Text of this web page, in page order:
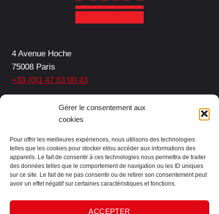
Gérer le consentement aux
cookies
Pour offrir les meilleures expériences, nous utilisons des technologies
telles que les cookies pour stocker et/ou accéder aux informations des
appareils. Le fait de consentir à ces technologies nous permettra de traiter
des données telles que le comportement de navigation ou les ID uniques
sur ce site. Le fait de ne pas consentir ou de retirer son consentement peut
avoir un effet négatif sur certaines caractéristiques et fonctions.
ACCEPTER
4 Avenue Hoche
75008 Paris
+33 (0)1 47 63 00 43
Facebook
LinkedIn
Protection des données
Mentions légales
Plan de site